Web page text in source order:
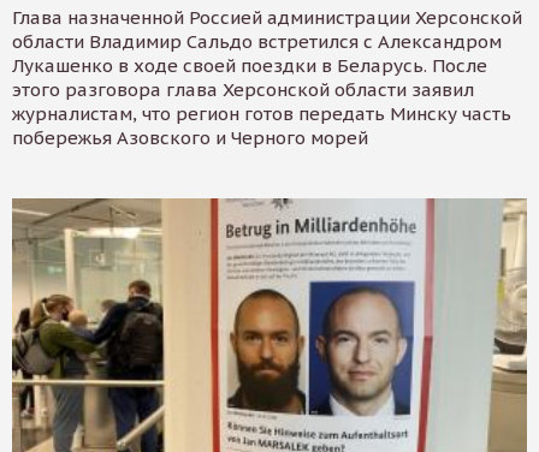
Глава назначенной Россией администрации Херсонской
области Владимир Сальдо встретился с Александром
Лукашенко в ходе своей поездки в Беларусь. После
этого разговора глава Херсонской области заявил
журналистам, что регион готов передать Минску часть
побережья Азовского и Черного морей